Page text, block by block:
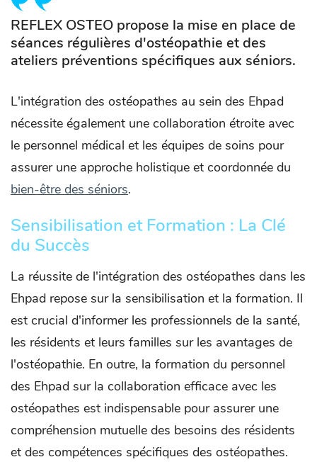
REFLEX OSTEO propose la mise en place de
séances régulières d'ostéopathie et des
ateliers préventions spécifiques aux séniors.
L'intégration des ostéopathes au sein des Ehpad
nécessite également une collaboration étroite avec
le personnel médical et les équipes de soins pour
assurer une approche holistique et coordonnée du
bien-être des séniors.
Sensibilisation et Formation : La Clé
du Succès
La réussite de l'intégration des ostéopathes dans les
Ehpad repose sur la sensibilisation et la formation. Il
est crucial d'informer les professionnels de la santé,
les résidents et leurs familles sur les avantages de
l'ostéopathie. En outre, la formation du personnel
des Ehpad sur la collaboration efficace avec les
ostéopathes est indispensable pour assurer une
compréhension mutuelle des besoins des résidents
et des compétences spécifiques des ostéopathes.